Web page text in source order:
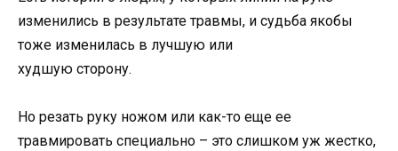
изменились в результате травмы, и судьба якобы
тоже изменилась в лучшую или
худшую сторону.
Но резать руку ножом или как-то еще ее
травмировать специально – это слишком уж жестко,